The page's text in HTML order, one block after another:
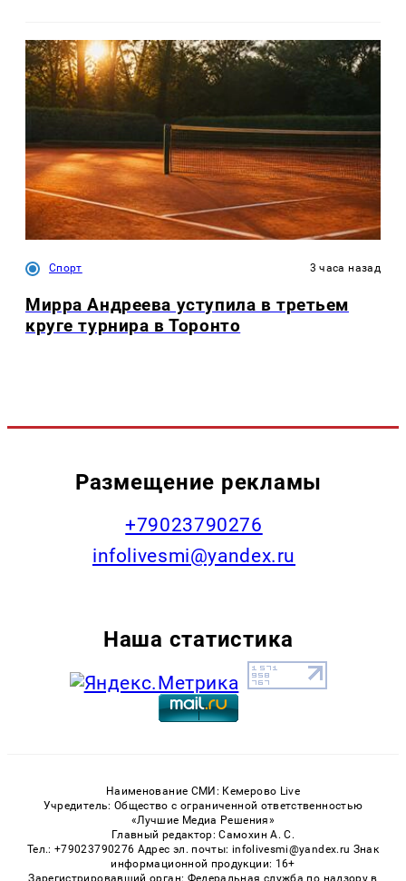
Спорт 3 часа назад
Мирра Андреева уступила в третьем
круге турнира в Торонто
Размещение рекламы
+79023790276
infolivesmi@yandex.ru
Наша статистика
Наименование СМИ: Кемерово Live
Учредитель: Общество с ограниченной ответственностью
«Лучшие Медиа Решения»
Главный редактор: Самохин А. С.
Тел.: +79023790276 Адрес эл. почты: infolivesmi@yandex.ru Знак
информационной продукции: 16+
Зарегистрировавший орган: Федеральная служба по надзору в